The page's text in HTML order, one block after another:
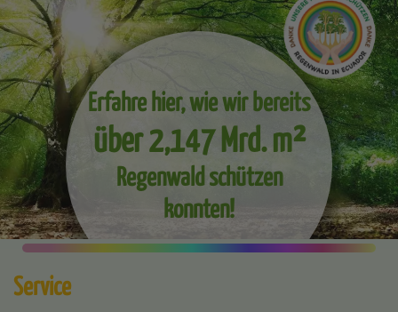
Erfahre hier, wie wir bereits
über 2,147 Mrd. m²
Regenwald schützen
konnten!
Service